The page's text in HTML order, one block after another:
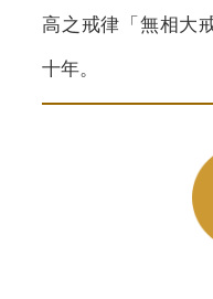
高之戒律「無相大
十年。